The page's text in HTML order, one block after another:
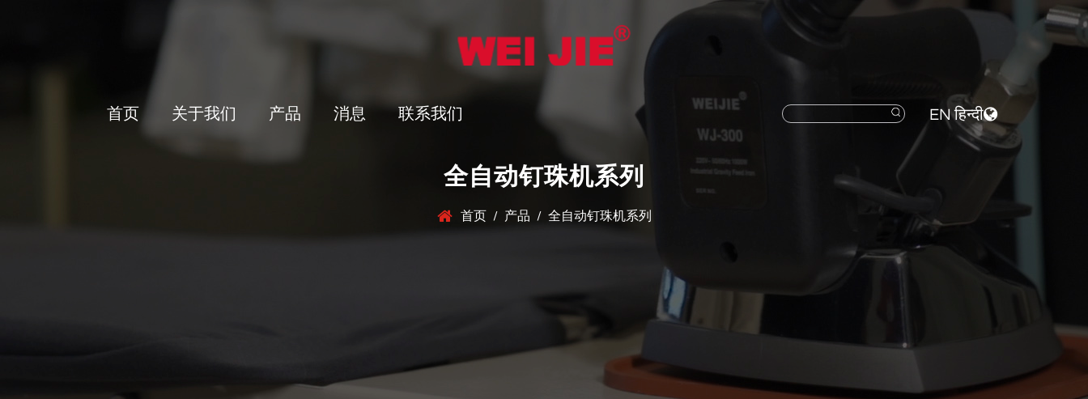
首页 关于我们 产品 消息 联系我们 EN हिन्दी
全自动钉珠机系列
首页 / 产品 / 全自动钉珠机系列